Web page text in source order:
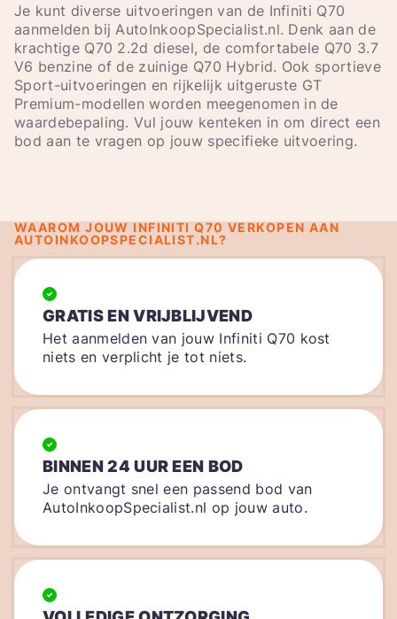
Je kunt diverse uitvoeringen van de Infiniti Q70
aanmelden bij AutoInkoopSpecialist.nl. Denk aan de
krachtige Q70 2.2d diesel, de comfortabele Q70 3.7
V6 benzine of de zuinige Q70 Hybrid. Ook sportieve
Sport-uitvoeringen en rijkelijk uitgeruste GT
Premium-modellen worden meegenomen in de
waardebepaling. Vul jouw kenteken in om direct een
bod aan te vragen op jouw specifieke uitvoering.
WAAROM JOUW INFINITI Q70 VERKOPEN AAN
AUTOINKOOPSPECIALIST.NL?
GRATIS EN VRIJBLIJVEND
Het aanmelden van jouw Infiniti Q70 kost
niets en verplicht je tot niets.
BINNEN 24 UUR EEN BOD
Je ontvangt snel een passend bod van
AutoInkoopSpecialist.nl op jouw auto.